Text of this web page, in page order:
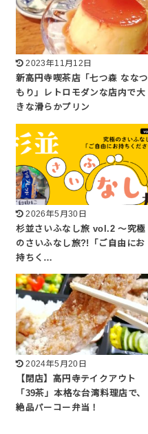
2023年11月12日
新高円寺喫茶店「七つ森 ななつ
もり」レトロモダンな店内で大
きな滑らかプリン
2026年5月30日
杉並さいふなし旅 vol.2 〜究極
のさいふなし旅?!「ご自由にお
持ちく…
2024年5月20日
【閉店】高円寺テイクアウト
「39茶」本格な台湾料理店で、
絶品パーコー弁当！